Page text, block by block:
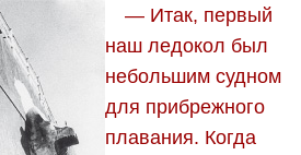
— Итак, первый
наш ледокол был
небольшим судном
для прибрежного
плавания. Когда